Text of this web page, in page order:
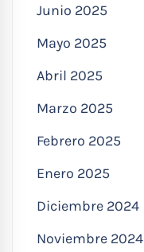
Junio 2025
Mayo 2025
Abril 2025
Marzo 2025
Febrero 2025
Enero 2025
Diciembre 2024
Noviembre 2024